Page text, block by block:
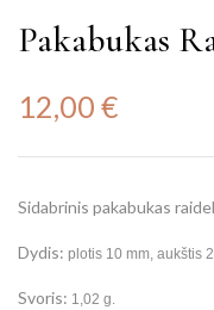
Pakabukas
12,00 €
Sidabrinis pakabukas
Dydis: plotis 10 mm, aukštis
Svoris: 1,02 g.